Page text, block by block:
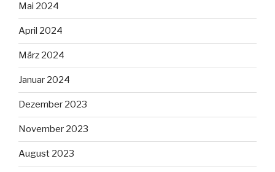
Mai 2024
April 2024
März 2024
Januar 2024
Dezember 2023
November 2023
August 2023